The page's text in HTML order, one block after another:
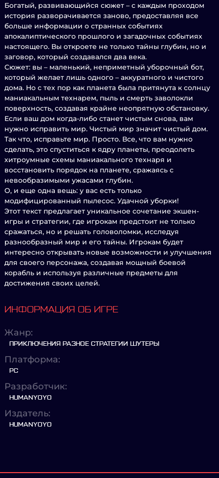
Богатый, развивающийся сюжет – с каждым проходом
история разворачивается заново, предоставляя все
больше информации о странных событиях
апокалиптического прошлого и загадочных событиях
настоящего. Вы откроете не только тайны глубин, но и
заговор, который создавался два века.
Сюжет: вы – маленький, неприметный уборочный бот,
который желает лишь одного – аккуратного и чистого
дома. Но с тех пор как планета была притянута к солнцу
маниакальным технарем, пыль и смерть заволокли
поверхность, создавая крайне неопрятную обстановку.
Если ваш дом когда-либо станет чистым снова, вам
нужно исправить мир. Чистый мир значит чистый дом.
Так что, исправьте мир. Просто. Все, что вам нужно
сделать, это спуститься к ядру планеты, преодолеть
хитроумные схемы маниакального технаря и
восстановить порядок на планете, сражаясь с
невообразимыми ужасами глубин.
О, и еще одна вещь: у вас есть только
модифицированный пылесос. Удачной уборки!
Этот текст предлагает уникальное сочетание экшен-
игры и стратегии, где игрокам предстоит не только
сражаться, но и решать головоломки, исследуя
разнообразный мир и его тайны. Игрокам будет
интересно открывать новые возможности и улучшения
для своего персонажа, создавая мощный боевой
корабль и используя различные предметы для
достижения своих целей.
ИНФОРМАЦИЯ ОБ ИГРЕ
Жанр:
ПРИКЛЮЧЕНИЯ РАЗНОЕ СТРАТЕГИИ ШУТЕРЫ
Платформа:
PC
Разработчик:
HUMANYOYO
Издатель:
HUMANYOYO